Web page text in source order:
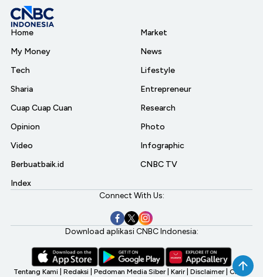
Home
My Money
Tech
Sharia
Cuap Cuap Cuan
Opinion
Video
Berbuatbaik.id
Index
Market
News
Lifestyle
Entrepreneur
Research
Photo
Infographic
CNBC TV
Connect With Us:
Download aplikasi CNBC Indonesia:
Tentang Kami Redaksi Pedoman Media Siber Karir Disclaimer CNBC